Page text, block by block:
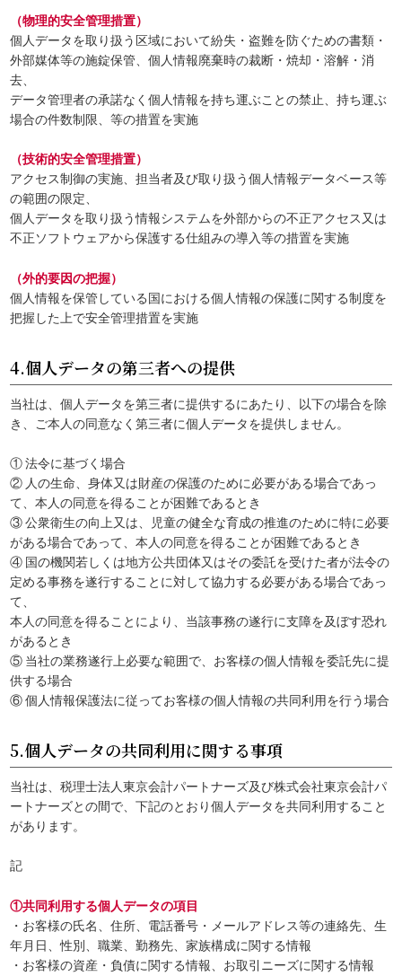
（物理的安全管理措置）
個人データを取り扱う区域において紛失・盗難を防ぐための書類・
外部媒体等の施錠保管、個人情報廃棄時の裁断・焼却・溶解・消
去、
データ管理者の承諾なく個人情報を持ち運ぶことの禁止、持ち運ぶ
場合の件数制限、等の措置を実施
（技術的安全管理措置）
アクセス制御の実施、担当者及び取り扱う個人情報データベース等
の範囲の限定、
個人データを取り扱う情報システムを外部からの不正アクセス又は
不正ソフトウェアから保護する仕組みの導入等の措置を実施
（外的要因の把握）
個人情報を保管している国における個人情報の保護に関する制度を
把握した上で安全管理措置を実施
4.個人データの第三者への提供
当社は、個人データを第三者に提供するにあたり、以下の場合を除
き、ご本人の同意なく第三者に個人データを提供しません。
① 法令に基づく場合
② 人の生命、身体又は財産の保護のために必要がある場合であっ
て、本人の同意を得ることが困難であるとき
③ 公衆衛生の向上又は、児童の健全な育成の推進のために特に必要
がある場合であって、本人の同意を得ることが困難であるとき
④ 国の機関若しくは地方公共団体又はその委託を受けた者が法令の
定める事務を遂行することに対して協力する必要がある場合であっ
て、
本人の同意を得ることにより、当該事務の遂行に支障を及ぼす恐れ
があるとき
⑤ 当社の業務遂行上必要な範囲で、お客様の個人情報を委託先に提
供する場合
⑥ 個人情報保護法に従ってお客様の個人情報の共同利用を行う場合
5.個人データの共同利用に関する事項
当社は、税理士法人東京会計パートナーズ及び株式会社東京会計パ
ートナーズとの間で、下記のとおり個人データを共同利用すること
があります。
記
①共同利用する個人データの項目
・お客様の氏名、住所、電話番号・メールアドレス等の連絡先、生
年月日、性別、職業、勤務先、家族構成に関する情報
・お客様の資産・負債に関する情報、お取引ニーズに関する情報